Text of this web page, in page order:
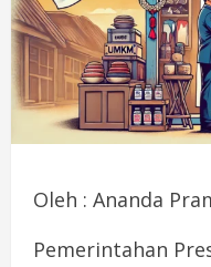
Oleh : Ananda
Pemerintahan